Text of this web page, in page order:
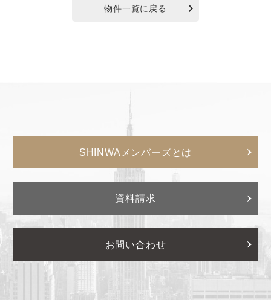
物件一覧に戻る
SHINWAメンバーズとは
資料請求
お問い合わせ